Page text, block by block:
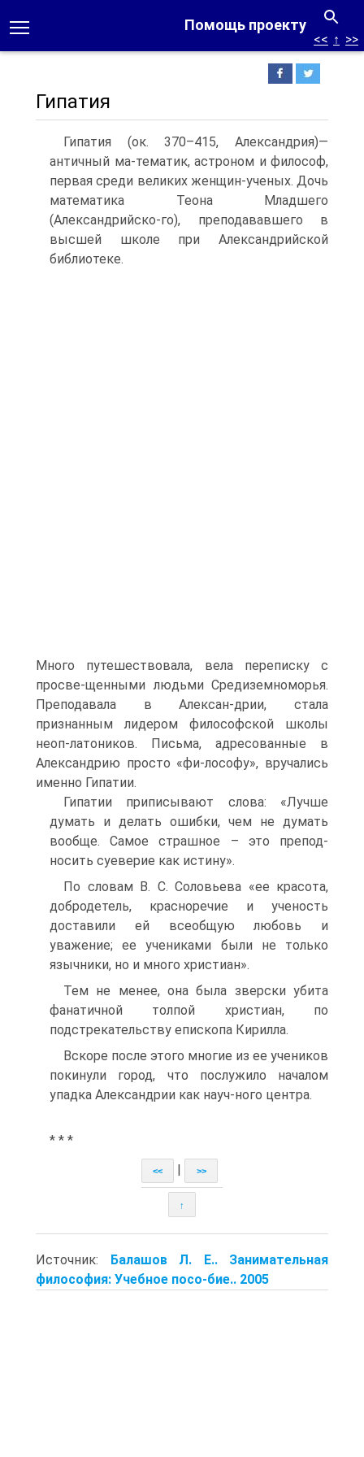
Помощь проекту
<< ↑ >>
Гипатия
Гипатия (ок. 370–415, Александрия)—
античный ма-тематик, астроном и философ,
первая среди великих женщин-ученых. Дочь
математика Теона Младшего
(Александрийско-го), преподававшего в
высшей школе при Александрийской
библиотеке.
Много путешествовала, вела переписку с
просве-щенными людьми Средиземноморья.
Преподавала в Алексан-дрии, стала
признанным лидером философской школы
неоп-латоников. Письма, адресованные в
Александрию просто «фи-лософу», вручались
именно Гипатии.
Гипатии приписывают слова: «Лучше
думать и делать ошибки, чем не думать
вообще. Самое страшное – это препод-
носить суеверие как истину».
По словам В. С. Соловьева «ее красота,
добродетель, красноречие и ученость
доставили ей всеобщую любовь и
уважение; ее учениками были не только
язычники, но и много христиан».
Тем не менее, она была зверски убита
фанатичной толпой христиан, по
подстрекательству епископа Кирилла.
Вскоре после этого многие из ее учеников
покинули город, что послужило началом
упадка Александрии как науч-ного центра.
* * *
<< >>
↑
Источник: Балашов Л. Е.. Занимательная
философия: Учебное посо-бие.. 2005